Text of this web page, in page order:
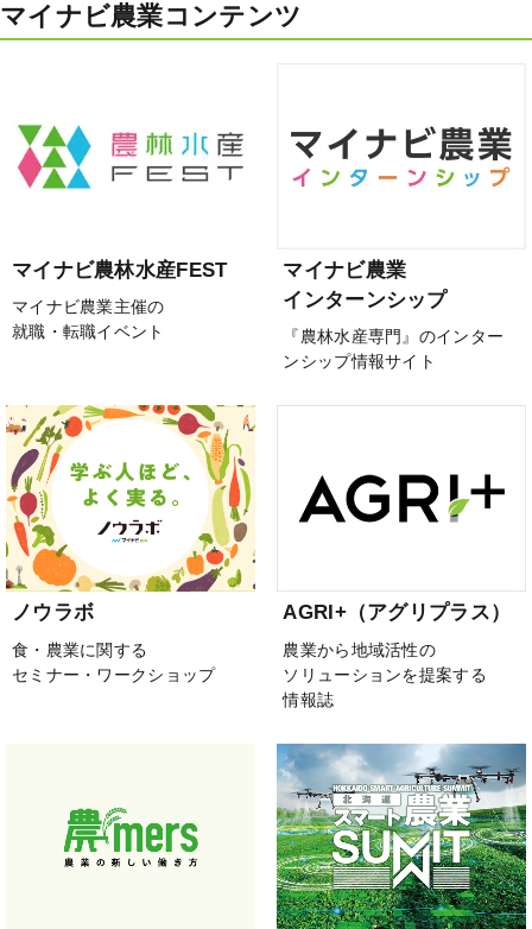
マイナビ農業コンテンツ
マイナビ農林水産FEST
マイナビ農業主催の
就職・転職イベント
マイナビ農業
インターンシップ
『農林水産専門』のインター
ンシップ情報サイト
ノウラボ
食・農業に関する
セミナー・ワークショップ
AGRI+（アグリプラス）
農業から地域活性の
ソリューションを提案する
情報誌